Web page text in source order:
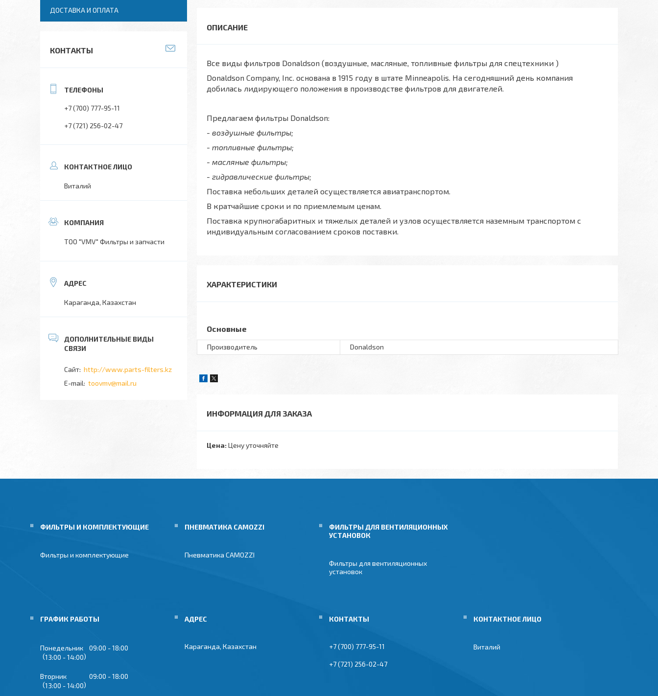
Все виды фильтров Donaldson (воздушные, масляные, топливные фильтры для спецтехники )
Donaldson Company, Inc. основана в 1915 году в штате Minneapolis. На сегодняшний день компания
добилась лидирующего положения в производстве фильтров для двигателей.
Предлагаем фильтры Donaldson:
- воздушные фильтры;
- топливные фильтры;
- масляные фильтры;
- гидравлические фильтры;
Поставка небольших деталей осуществляется авиатранспортом.
В кратчайшие сроки и по приемлемым ценам.
Поставка крупногабаритных и тяжелых деталей и узлов осуществляется наземным транспортом с
индивидуальным согласованием сроков поставки.
ХАРАКТЕРИСТИКИ
Основные
Производитель Donaldson
ИНФОРМАЦИЯ ДЛЯ ЗАКАЗА
Цена: Цену уточняйте
ДОСТАВКА И ОПЛАТА
КОНТАКТЫ
+7 (700) 777-95-11
+7 (721) 256-02-47
Виталий
ТОО "VMV" Фильтры и запчасти
Караганда, Казахстан
http://www.parts-filters.kz
toovmv@mail.ru
ФИЛЬТРЫ И КОМПЛЕКТУЮЩИЕ
Фильтры и комплектующие
ПНЕВМАТИКА CAMOZZI
Пневматика CAMOZZI
ФИЛЬТРЫ ДЛЯ ВЕНТИЛЯЦИОННЫХ
УСТАНОВОК
Фильтры для вентиляционных
установок
ГРАФИК РАБОТЫ
Понедельник 09:00
18:00
13:00
14:00
Вторник 09:00
18:00
13:00
14:00
Караганда, Казахстан +7 (700) 777-95-11
+7 (721) 256-02-47
Виталий